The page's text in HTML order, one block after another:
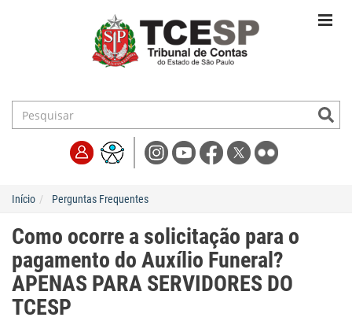
Início Perguntas Frequentes
Como ocorre a solicitação para o
pagamento do Auxílio Funeral?
APENAS PARA SERVIDORES DO
TCESP